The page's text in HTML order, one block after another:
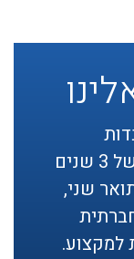
25 עובדות
ועובדים סוציאליים בעלי ניסיון של 3 שנים
שני,
למקצוע.